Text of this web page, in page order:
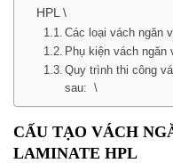
HPL \
Các loại vách ngăn
Phụ kiện vách
Quy trình thi công
sau: \
CẤU TẠO VÁCH
LAMINATE HPL